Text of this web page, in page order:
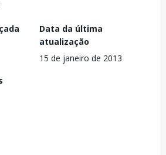
Data da última
atualização
15 de janeiro de 2013